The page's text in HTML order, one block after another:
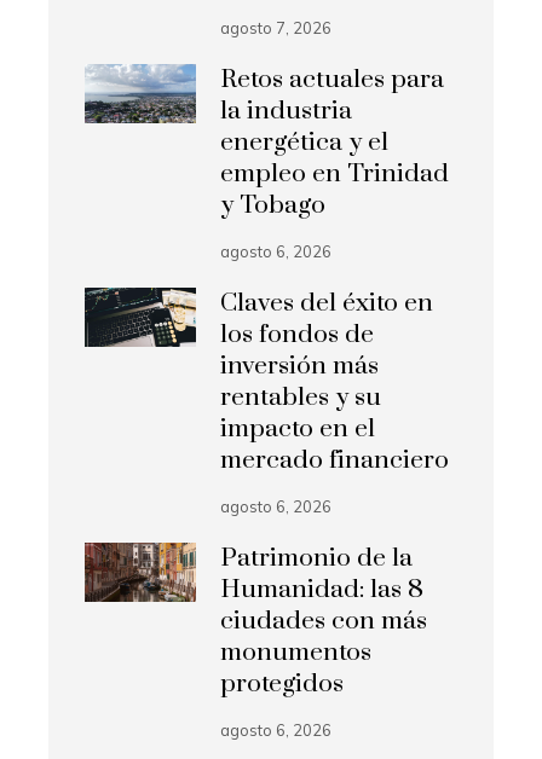
agosto 7, 2026
Retos actuales para
la industria
energética y el
empleo en Trinidad
y Tobago
agosto 6, 2026
Claves del éxito en
los fondos de
inversión más
rentables y su
impacto en el
mercado financiero
agosto 6, 2026
Patrimonio de la
Humanidad: las 8
ciudades con más
monumentos
protegidos
agosto 6, 2026